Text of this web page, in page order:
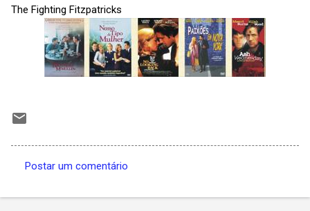
The Fighting Fitzpatricks
o
Postar um comentário